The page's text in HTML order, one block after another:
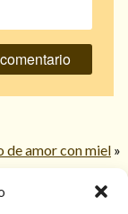
de amor con miel »